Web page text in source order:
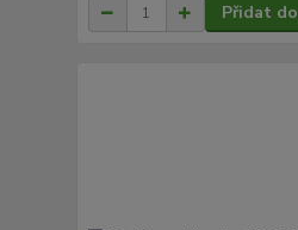
Přidat